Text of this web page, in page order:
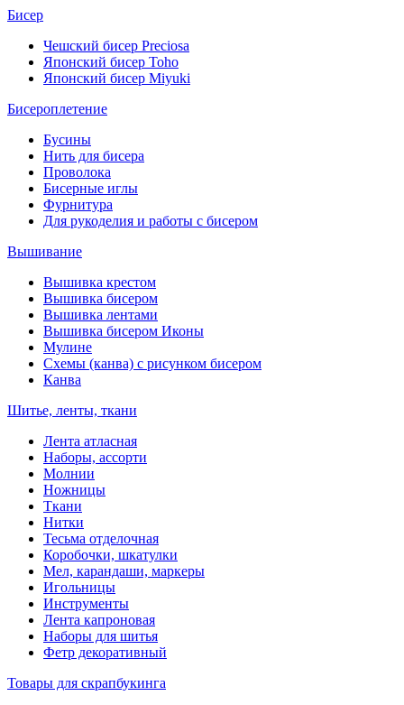
Бисер
Чешский бисер Preciosa
Японский бисер Toho
Японский бисер Miyuki
Бисероплетение
Бусины
Нить для бисера
Проволока
Бисерные иглы
Фурнитура
Для рукоделия и работы с бисером
Вышивание
Вышивка крестом
Вышивка бисером
Вышивка лентами
Вышивка бисером Иконы
Мулине
Схемы (канва) с рисунком бисером
Канва
Шитье, ленты, ткани
Лента атласная
Наборы, ассорти
Молнии
Ножницы
Ткани
Нитки
Тесьма отделочная
Коробочки, шкатулки
Мел, карандаши, маркеры
Игольницы
Инструменты
Лента капроновая
Наборы для шитья
Фетр декоративный
Товары для скрапбукинга